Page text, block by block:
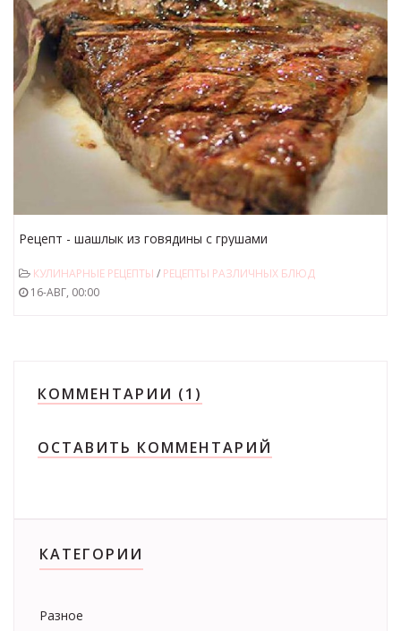
Рецепт - шашлык из говядины с грушами
КУЛИНАРНЫЕ РЕЦЕПТЫ / РЕЦЕПТЫ РАЗЛИЧНЫХ БЛЮД
16-АВГ, 00:00
КОММЕНТАРИИ (1)
ОСТАВИТЬ КОММЕНТАРИЙ
КАТЕГОРИИ
Разное